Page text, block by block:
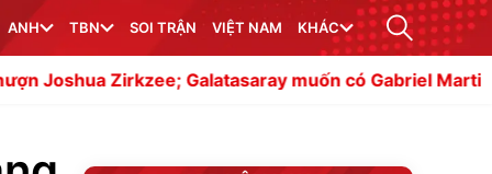
ANH TBN SOI TRẬN VIỆT NAM KHÁC
Galatasaray muốn có Gabriel Martinelli Napoli